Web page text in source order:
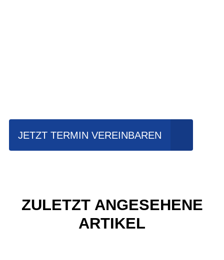
JETZT TERMIN VEREINBAREN
ZULETZT ANGESEHENE
ARTIKEL